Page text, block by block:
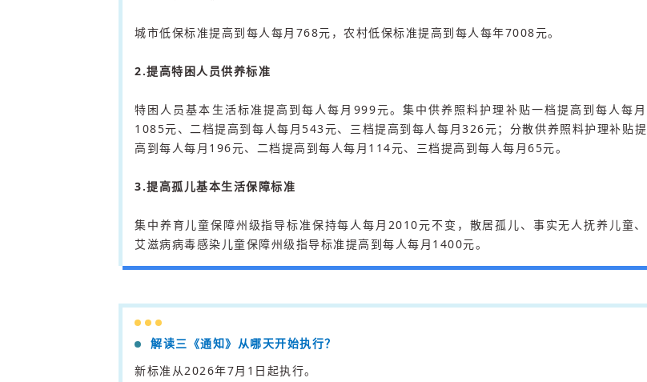
城市低保标准提高到每人每月768元，农村低保标准提高到每人每年7008元。
2.提高特困人员供养标准
特困人员基本生活标准提高到每人每月999元。集中供养照料护理补贴一档提高到每人每月
1085元、二档提高到每人每月543元、三档提高到每人每月326元；分散供养照料护理补贴提
高到每人每月196元、二档提高到每人每月114元、三档提高到每人每月65元。
3.提高孤儿基本生活保障标准
集中养育儿童保障州级指导标准保持每人每月2010元不变，散居孤儿、事实无人抚养儿童、
艾滋病病毒感染儿童保障州级指导标准提高到每人每月1400元。
解读三《通知》从哪天开始执行？
新标准从2026年7月1日起执行。